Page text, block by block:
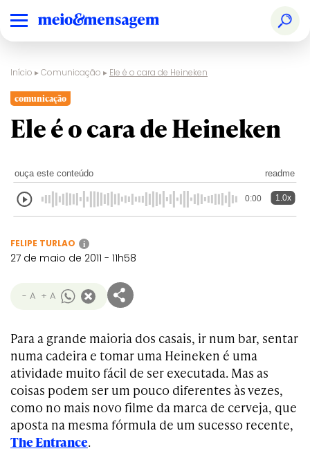
Início ▸Comunicação ▸ Ele é o cara de Heineken
comunicação
Ele é o cara de Heineken
ouça este conteúdo readme
0:00 1.0x
FELIPE TURLAO i
27 de maio de 2011 - 11h58
- A + A
Para a grande maioria dos casais, ir num bar, sentar
numa cadeira e tomar uma Heineken é uma
atividade muito fácil de ser executada. Mas as
coisas podem ser um pouco diferentes às vezes,
como no mais novo filme da marca de cerveja, que
aposta na mesma fórmula de um sucesso recente,
The Entrance.